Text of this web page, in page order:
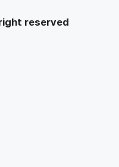
reserved